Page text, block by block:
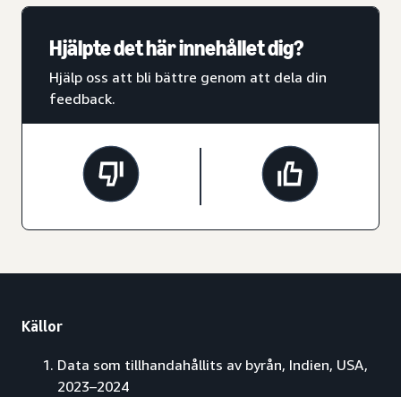
Hjälpte det här innehållet dig?
Hjälp oss att bli bättre genom att dela din
feedback.
Källor
Data som tillhandahållits av byrån, Indien, USA,
2023–2024